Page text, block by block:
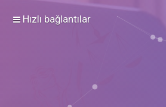
Hızlı bağlantılar